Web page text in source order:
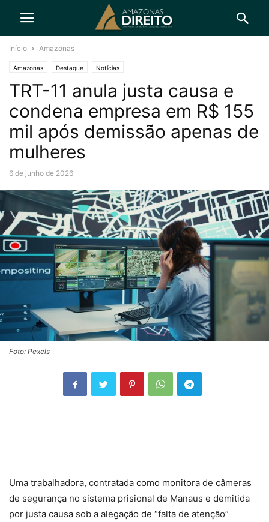
Início Amazonas
Amazonas Destaque Notícias
TRT-11 anula justa causa e
condena empresa em R$ 155
mil após demissão apenas de
mulheres
6 de junho de 2026
Foto: Pexels
Uma trabalhadora, contratada como monitora de câmeras
de segurança no sistema prisional de Manaus e demitida
por justa causa sob a alegação de “falta de atenção”